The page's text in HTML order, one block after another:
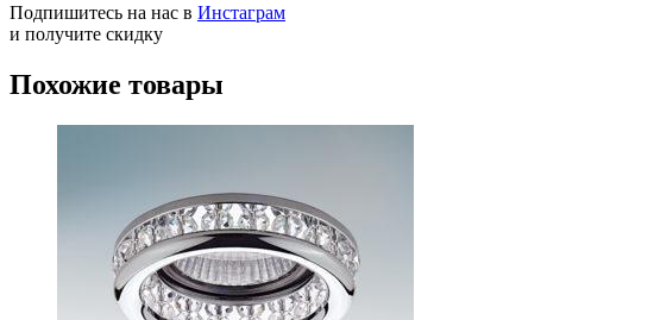
Подпишитесь на нас в Инстаграм
и получите скидку
Похожие товары